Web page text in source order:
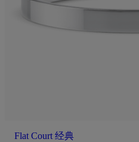
Flat Court 经典